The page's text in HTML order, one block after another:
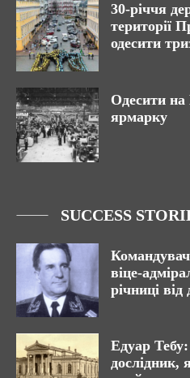
30-річчя
території
одесити
Одесити
ярмарку
SUCCESS
віце-
річниці
Едуар
дослідник,